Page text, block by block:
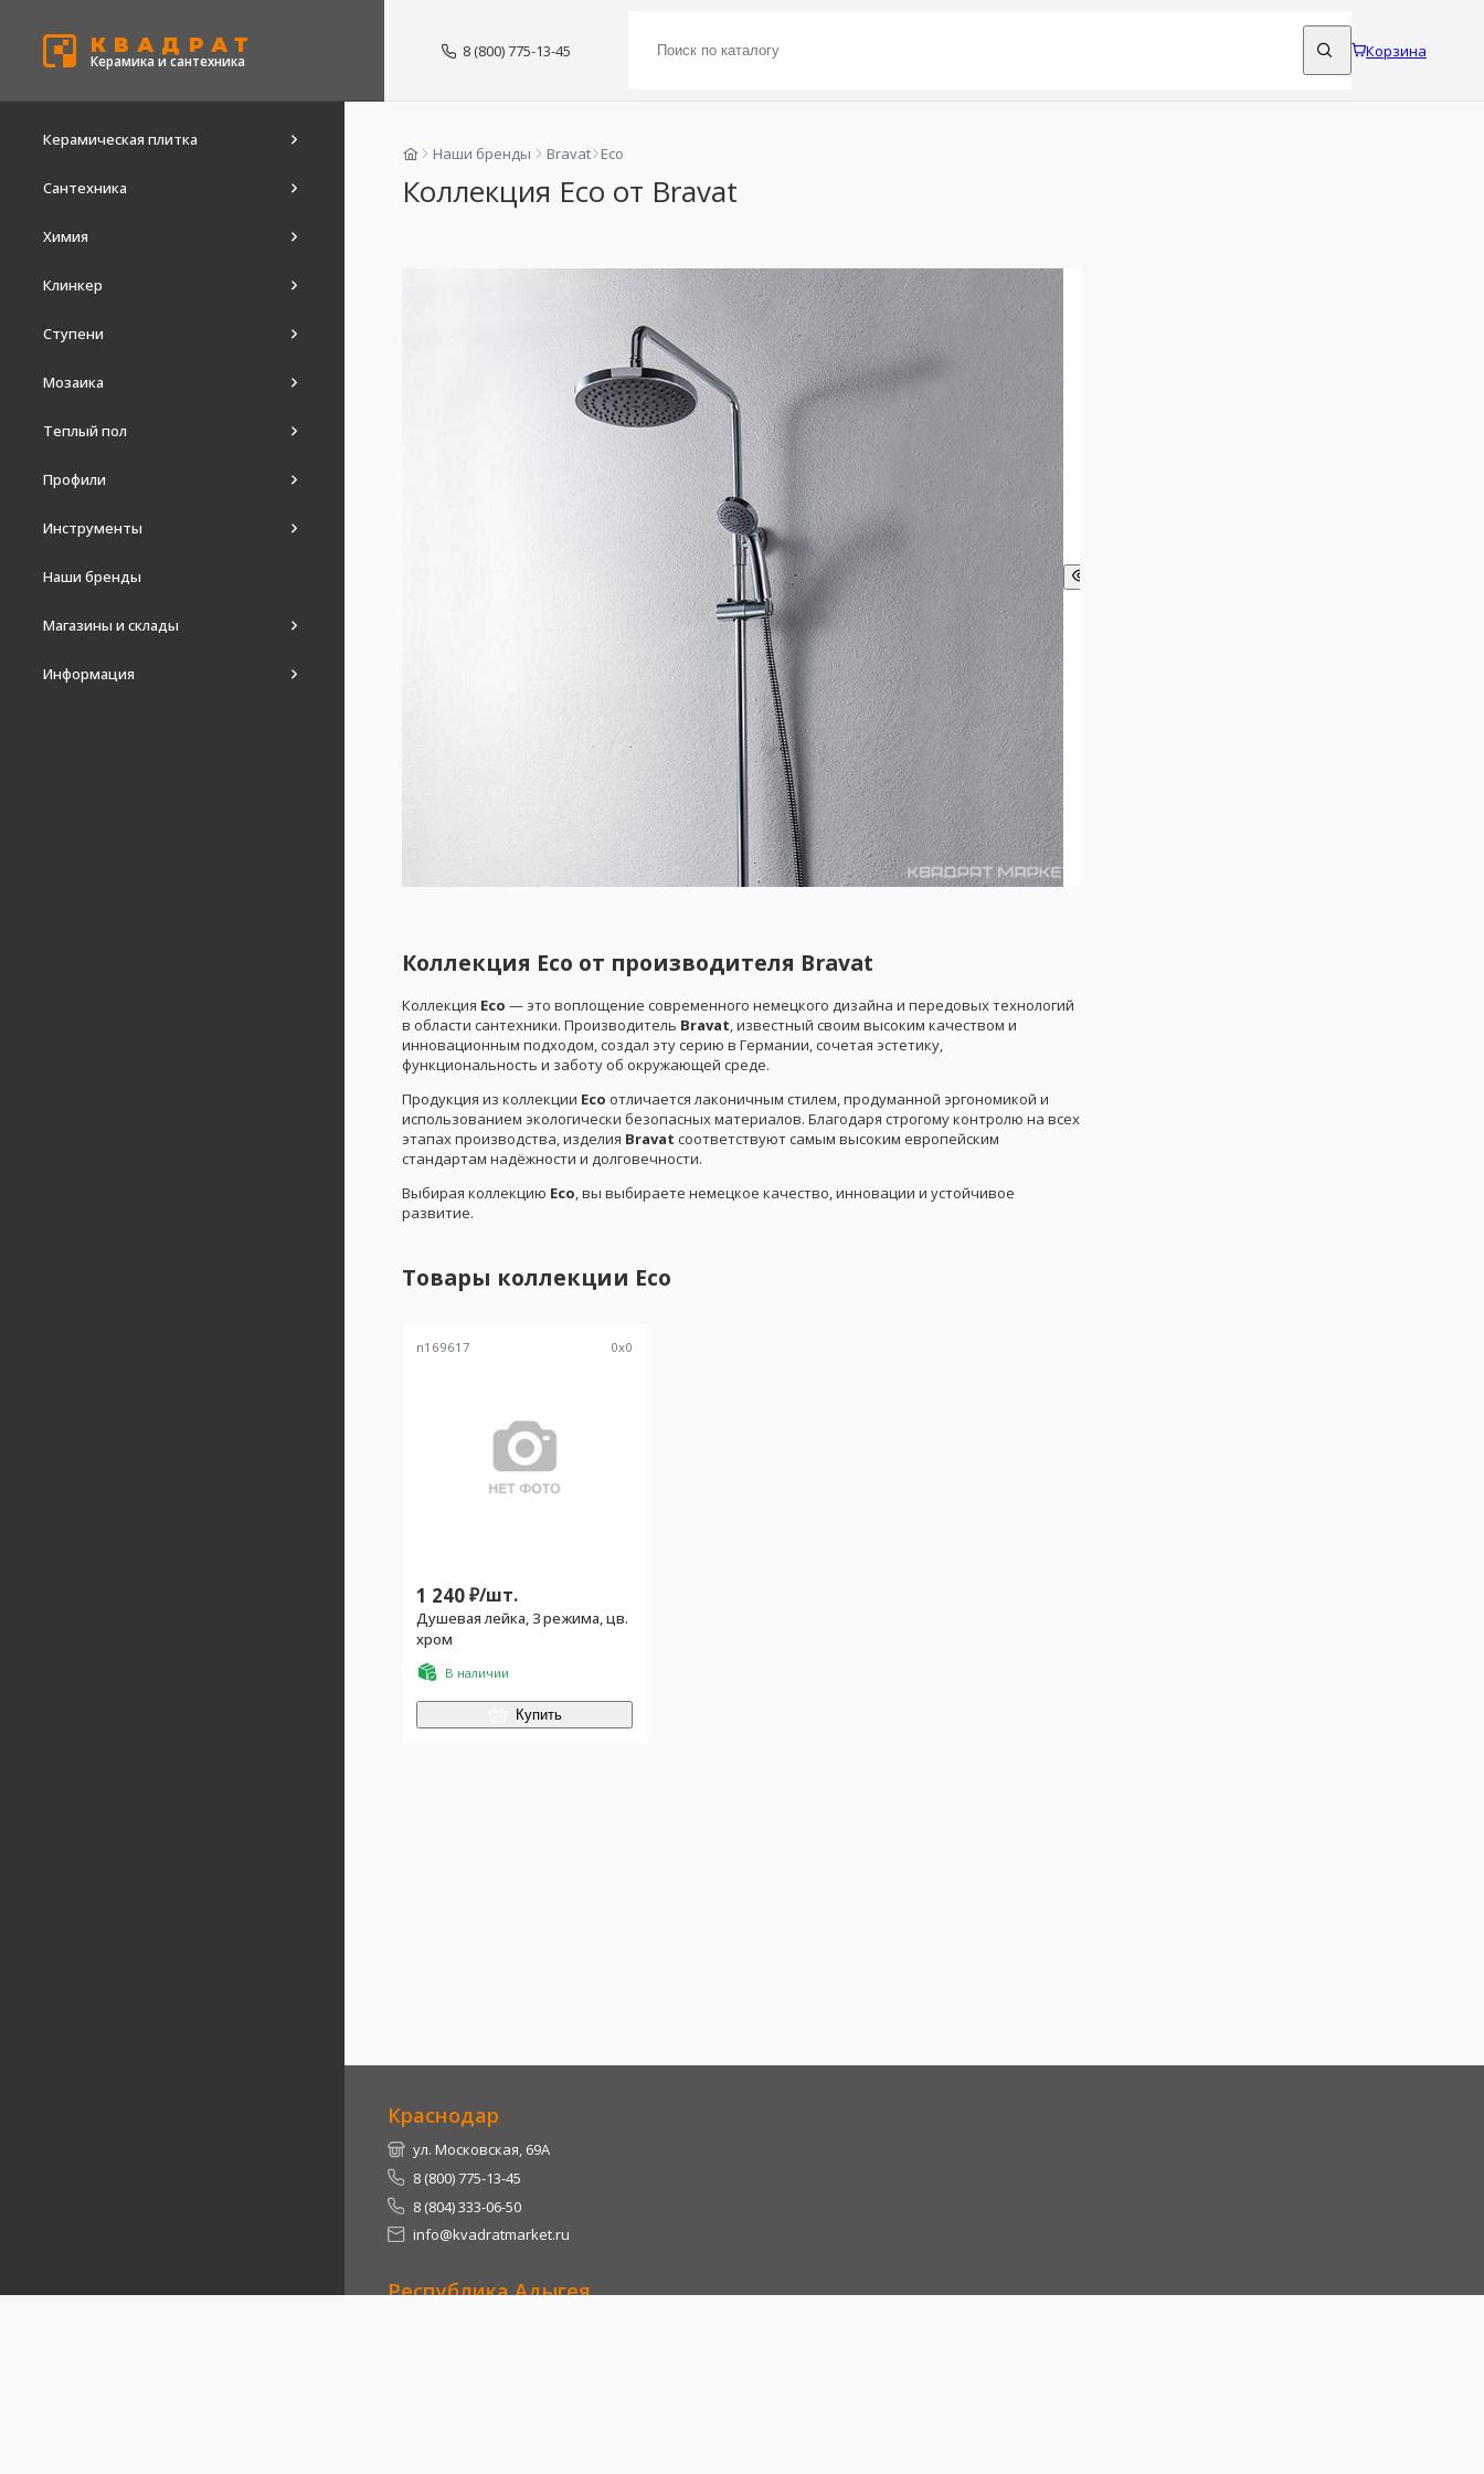
КВАДРАТ
Керамика и сантехника
8 (800) 775-13-45 Корзина
Керамическая плитка
Сантехника
Химия
Клинкер
Ступени
Мозаика
Теплый пол
Профили
Инструменты
Наши бренды
Магазины и склады
Информация
Наши бренды Bravat Eco
Коллекция Eco от Bravat
Коллекция Eco от производителя Bravat
Коллекция Eco — это воплощение современного немецкого дизайна и передовых технологий
в области сантехники. Производитель Bravat, известный своим высоким качеством и
инновационным подходом, создал эту серию в Германии, сочетая эстетику,
функциональность и заботу об окружающей среде.
Продукция из коллекции Eco отличается лаконичным стилем, продуманной эргономикой и
использованием экологически безопасных материалов. Благодаря строгому контролю на всех
этапах производства, изделия Bravat соответствуют самым высоким европейским
стандартам надёжности и долговечности.
Выбирая коллекцию Eco, вы выбираете немецкое качество, инновации и устойчивое
развитие.
Товары коллекции Eco
n169617 0x0
1 240₽/шт.
Душевая лейка, 3 режима, цв.
хром
В наличии
Купить
Краснодар
ул. Московская, 69А
8 (800) 775-13-45
8 (804) 333-06-50
info@kvadratmarket.ru
Республика Адыгея